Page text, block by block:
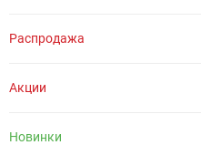
Распродажа
Акции
Новинки